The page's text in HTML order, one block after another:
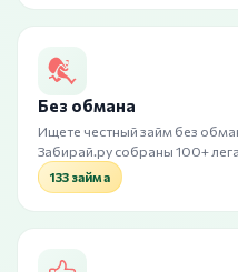
Без обмана
Ищете честный займ без
Забирай.ру собраны 100+
133 займа